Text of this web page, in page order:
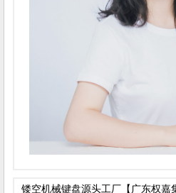
镂空机械键盘源头工厂【广东权嘉